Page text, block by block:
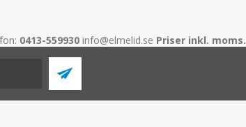
0413-559930 info@elmelid.se Priser inkl. moms.